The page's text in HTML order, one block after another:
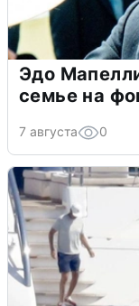
Эдо
семье на
7 августа 0